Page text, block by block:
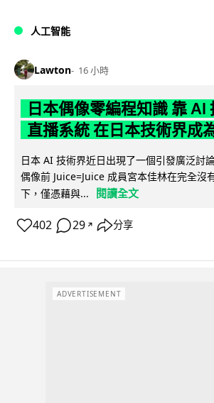
人工智能
Lawton 16 小時
日本偶像零編程知識 靠 AI
直播系統 在日本技術界成
日本 AI 技術界近日出現了一個引發廣泛討
偶像前 Juice=Juice 成員宮本佳林在完全沒
下，僅憑藉與...
閱讀全文
402 29 ↗ 分享
ADVERTISEMENT